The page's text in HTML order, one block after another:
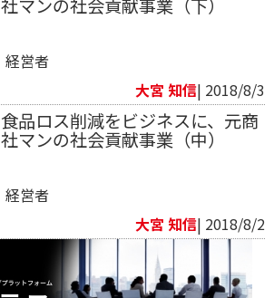
社マンの社会貢献事業（下）
経営者
大宮 知信| 2018/8/3
食品ロス削減をビジネスに、元商
社マンの社会貢献事業（中）
経営者
大宮 知信| 2018/8/2